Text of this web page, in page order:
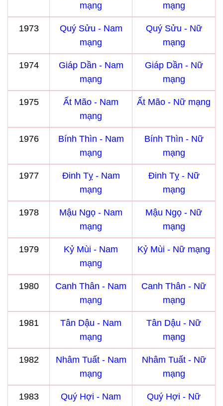
mạng
mạng
1973
Quý Sửu - Nam
mạng
Quý Sửu - Nữ
mạng
1974
Giáp Dần - Nam
mạng
Giáp Dần - Nữ
mạng
1975
Ất Mão - Nam
mạng
Ất Mão - Nữ mạng
1976
Bính Thìn - Nam
mạng
Bính Thìn - Nữ
mạng
1977
Đinh Tỵ - Nam
mạng
Đinh Tỵ - Nữ
mạng
1978
Mậu Ngọ - Nam
mạng
Mậu Ngọ - Nữ
mạng
1979
Kỷ Mùi - Nam
mạng
Kỷ Mùi - Nữ mạng
1980
Canh Thân - Nam
mạng
Canh Thân - Nữ
mạng
1981
Tân Dậu - Nam
mạng
Tân Dậu - Nữ
mạng
1982
Nhâm Tuất - Nam
mạng
Nhâm Tuất - Nữ
mạng
1983
Quý Hợi - Nam
Quý Hợi - Nữ